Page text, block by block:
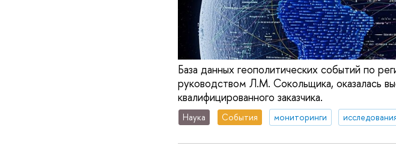
База данных геополитических событий по
руководством Л.М. Сокольщика, оказалась
квалифицированного заказчика.
Наука События мониторинги